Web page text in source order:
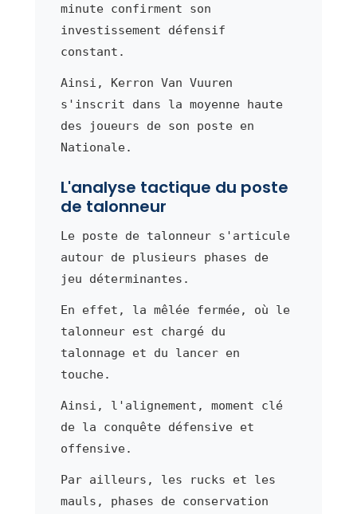
minute confirment son
investissement défensif
constant.
Ainsi, Kerron Van Vuuren
s'inscrit dans la moyenne haute
des joueurs de son poste en
Nationale.
L'analyse tactique du poste
de talonneur
Le poste de talonneur s'articule
autour de plusieurs phases de
jeu déterminantes.
En effet, la mêlée fermée, où le
talonneur est chargé du
talonnage et du lancer en
touche.
Ainsi, l'alignement, moment clé
de la conquête défensive et
offensive.
Par ailleurs, les rucks et les
mauls, phases de conservation